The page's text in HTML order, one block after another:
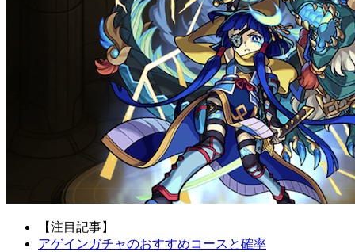
【注目記事】
アゲインガチャのおすすめコースと確率